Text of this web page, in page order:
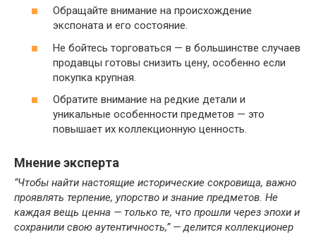
Обращайте внимание на происхождение
экспоната и его состояние.
Не бойтесь торговаться — в большинстве случаев
продавцы готовы снизить цену, особенно если
покупка крупная.
Обратите внимание на редкие детали и
уникальные особенности предметов — это
повышает их коллекционную ценность.
Мнение эксперта
“Чтобы найти настоящие исторические сокровища, важно
проявлять терпение, упорство и знание предметов. Не
каждая вещь ценна — только те, что прошли через эпохи и
сохранили свою аутентичность,” — делится коллекционер